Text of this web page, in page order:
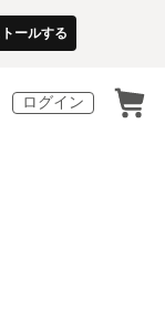
ールする
ログイン